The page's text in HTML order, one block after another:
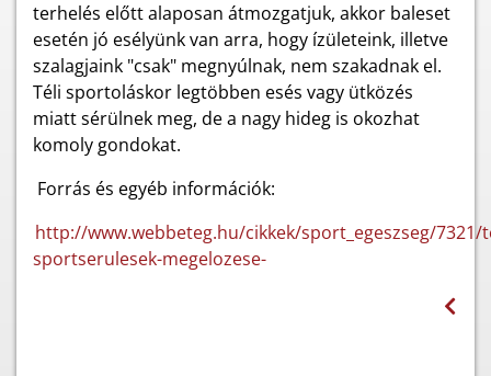
terhelés előtt alaposan átmozgatjuk, akkor baleset
esetén jó esélyünk van arra, hogy ízületeink, illetve
szalagjaink "csak" megnyúlnak, nem szakadnak el.
Téli sportoláskor legtöbben esés vagy ütközés
miatt sérülnek meg, de a nagy hideg is okozhat
komoly gondokat.
Forrás és egyéb információk:
http://www.webbeteg.hu/cikkek/sport_egeszseg/7321/
sportserulesek-megelozese-